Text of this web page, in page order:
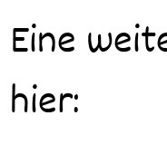
Eine
hier: